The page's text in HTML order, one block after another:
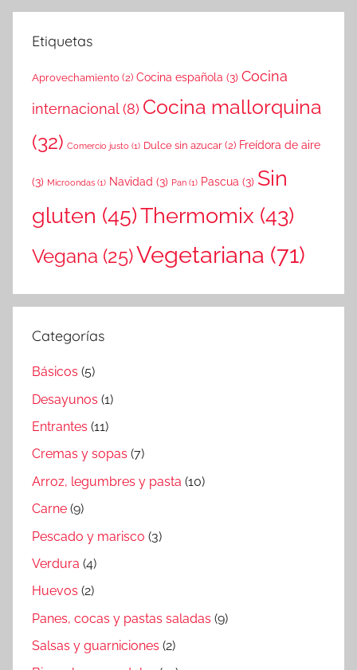
Etiquetas
Aprovechamiento (2) Cocina española (3) Cocina
internacional(8) Cocina mallorquina
(32) Comercio justo (1) Dulce sin azucar (2) Freídora de aire
(3) Microondas (1) Navidad (3) Pan (1) Pascua (3) Sin
gluten (45)Thermomix (43)
Vegana (25)Vegetariana (71)
Categorías
Básicos (5)
Desayunos (1)
Entrantes (11)
Cremas y sopas (7)
Arroz, legumbres y pasta (10)
Carne (9)
Pescado y marisco (3)
Verdura (4)
Huevos (2)
Panes, cocas y pastas saladas (9)
Salsas y guarniciones (2)